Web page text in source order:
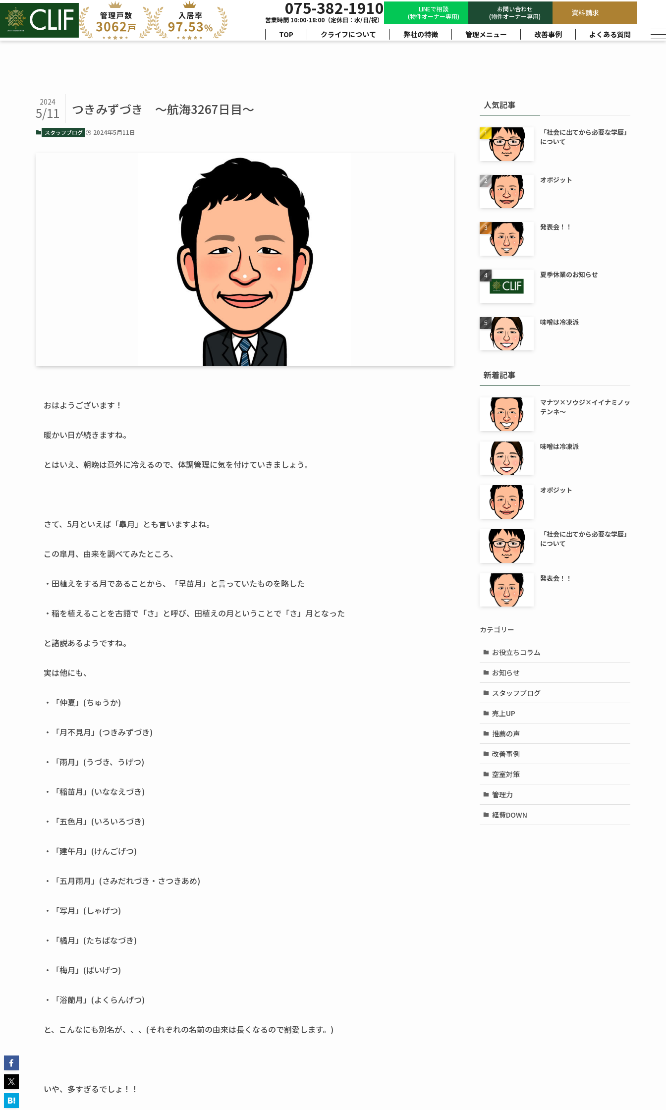
075-382-1910
営業時間 10:00-18:00（定休日：水/日/祝）
LINEで相談
(物件オーナー専用)
お問い合わせ
(物件オーナー専用)
資料請求
TOP クライフについて 弊社の特徴 管理メニュー 改善事例 よくある質問
つきみずづき ～航海3267日目～
2024
5/11
スタッフブログ 2024年5月11日
おはようございます！
暖かい日が続きますね。
とはいえ、朝晩は意外に冷えるので、体調管理に気を付けていきましょう。
さて、5月といえば「皐月」とも言いますよね。
この皐月、由来を調べてみたところ、
・田植えをする月であることから、「早苗月」と言っていたものを略した
・稲を植えることを古語で「さ」と呼び、田植えの月ということで「さ」月となった
と諸説あるようですね。
実は他にも、
・「仲夏」(ちゅうか)
・「月不見月」(つきみずづき)
・「雨月」(うづき、うげつ)
・「稲苗月」(いななえづき)
・「五色月」(いろいろづき)
・「建午月」(けんごげつ)
・「五月雨月」(さみだれづき・さつきあめ)
・「写月」(しゃげつ)
・「橘月」(たちばなづき)
・「梅月」(ばいげつ)
・「浴蘭月」(よくらんげつ)
と、こんなにも別名が、、、(それぞれの名前の由来は長くなるので割愛します。)
いや、多すぎるでしょ！！
人気記事
「社会に出てから必要な学歴」
について
オポジット
発表会！！
夏季休業のお知らせ
味噌は冷凍派
新着記事
マナツ×ソウジ×イイナミノッ
テンネ～
味噌は冷凍派
オポジット
「社会に出てから必要な学歴」
について
発表会！！
カテゴリー
お役立ちコラム
お知らせ
スタッフブログ
売上UP
推薦の声
改善事例
空室対策
管理力
経費DOWN